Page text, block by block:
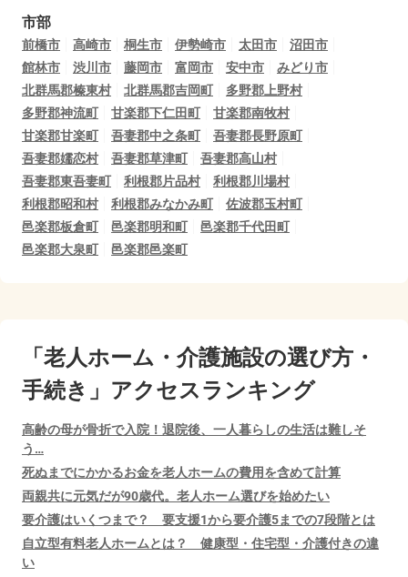
市部
前橋市 高崎市 桐生市 伊勢崎市 太田市
沼田市
館林市
渋川市 藤岡市 富岡市 安中市
みどり市
北群馬郡榛東村
北群馬郡吉岡町
多野郡上野村
多野郡神流町
甘楽郡下仁田町
甘楽郡南牧村
甘楽郡甘楽町
吾妻郡中之条町
吾妻郡長野原町
吾妻郡嬬恋村
吾妻郡草津町
吾妻郡高山村
吾妻郡東吾妻町
利根郡片品村
利根郡川場村
利根郡昭和村
利根郡みなかみ町
佐波郡玉村町
邑楽郡板倉町
邑楽郡明和町
邑楽郡千代田町
邑楽郡大泉町
邑楽郡邑楽町
「老人ホーム・介護施設の選び方・
手続き」アクセスランキング
高齢の母が骨折で入院！退院後、一人暮らしの生活は難しそ
う…
死ぬまでにかかるお金を老人ホームの費用を含めて計算
両親共に元気だが90歳代。老人ホーム選びを始めたい
要介護はいくつまで？ 要支援1から要介護5までの7段階とは
自立型有料老人ホームとは？ 健康型・住宅型・介護付きの違
い